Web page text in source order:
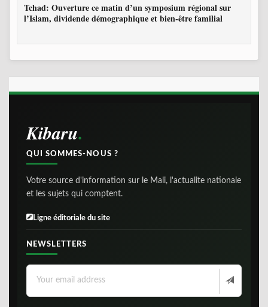
Tchad: Ouverture ce matin d’un symposium régional sur
l’Islam, dividende démographique et bien-être familial
Kibaru
QUI SOMMES-NOUS ?
Votre source d'information sur le Mali, l'actualite nationale
et les sujets qui comptent.
Ligne éditoriale du site
NEWSLETTERS